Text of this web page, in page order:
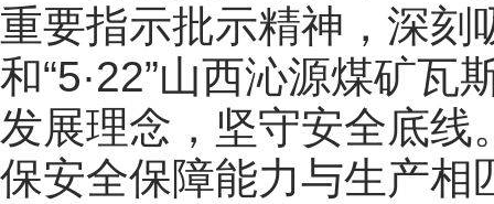
重要指示批示精神，深刻
和“5·22”山西沁源煤矿
发展理念，坚守安全底线
保安全保障能力与生产相